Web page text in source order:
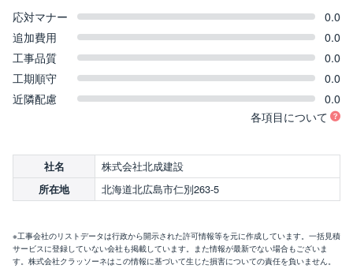
応対マナー
0.0
追加費用
0.0
工事品質
0.0
工期順守
0.0
近隣配慮
0.0
各項目について
社名 株式会社北成建設
所在地 北海道北広島市仁別263-5
※工事会社のリストデータは行政から開示された許可情報等を元に作成しています。一括見積
サービスに登録していない会社も掲載しています。また情報が最新でない場合もございま
す。株式会社クラッソーネはこの情報に基づいて生じた損害についての責任を負いません。